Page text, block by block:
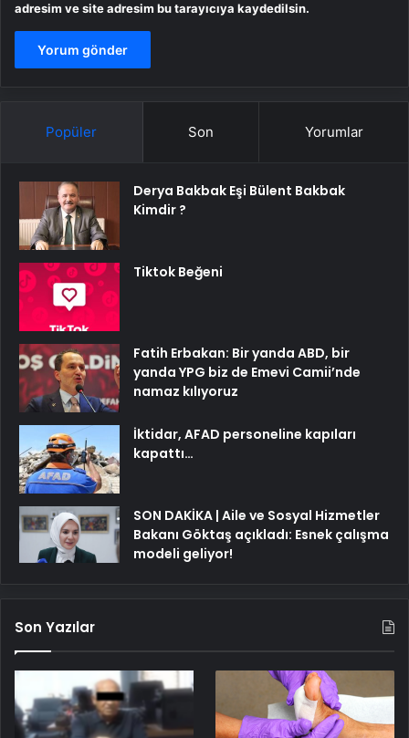
adresim ve site adresim bu tarayıcıya kaydedilsin.
Popüler Son Yorumlar
Derya Bakbak Eşi Bülent Bakbak
Kimdir ?
Tiktok Beğeni
Fatih Erbakan: Bir yanda ABD, bir
yanda YPG biz de Emevi Camii’nde
namaz kılıyoruz
İktidar, AFAD personeline kapıları
kapattı…
SON DAKİKA | Aile ve Sosyal Hizmetler
Bakanı Göktaş açıkladı: Esnek çalışma
modeli geliyor!
Son Yazılar